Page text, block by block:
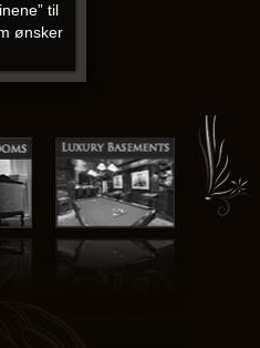
til
ønsker
den